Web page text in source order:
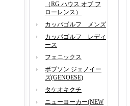
（RG ハウス オブ フ
ローレンス）
カッパゴルフ メンズ
カッパゴルフ レディ
ース
フェニックス
ボブソン ジェノイー
ズ(GENOESE)
タケオキクチ
ニューヨーカー(NEW